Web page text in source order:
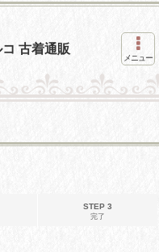
コ 古着通販
メニュー
STEP 3
完了